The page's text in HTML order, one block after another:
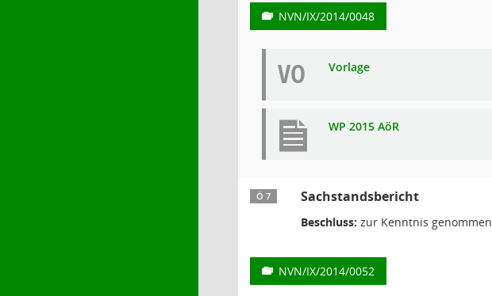
NVN/IX/2014/0048
VO Vorlage
WP 2015 AöR
Ö 7 Sachstandsbericht
Beschluss: zur Kenntnis genommen
NVN/IX/2014/0052